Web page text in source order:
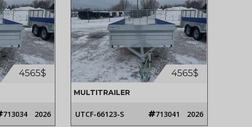
4565$
713034 2026
4565$
MULTITRAILER
UTCF-66123-S 713041 2026